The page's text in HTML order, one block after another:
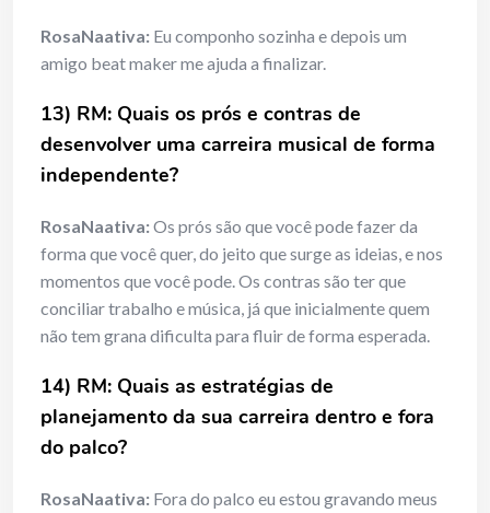
RosaNaativa: Eu componho sozinha e depois um
amigo beat maker me ajuda a finalizar.
13) RM: Quais os prós e contras de
desenvolver uma carreira musical de forma
independente?
RosaNaativa:Os prós são que você pode fazer da
forma que você quer, do jeito que surge as ideias, e nos
momentos que você pode. Os contras são ter que
conciliar trabalho e música, já que inicialmente quem
não tem grana dificulta para fluir de forma esperada.
14) RM: Quais as estratégias de
planejamento da sua carreira dentro e fora
do palco?
RosaNaativa: Fora do palco eu estou gravando meus